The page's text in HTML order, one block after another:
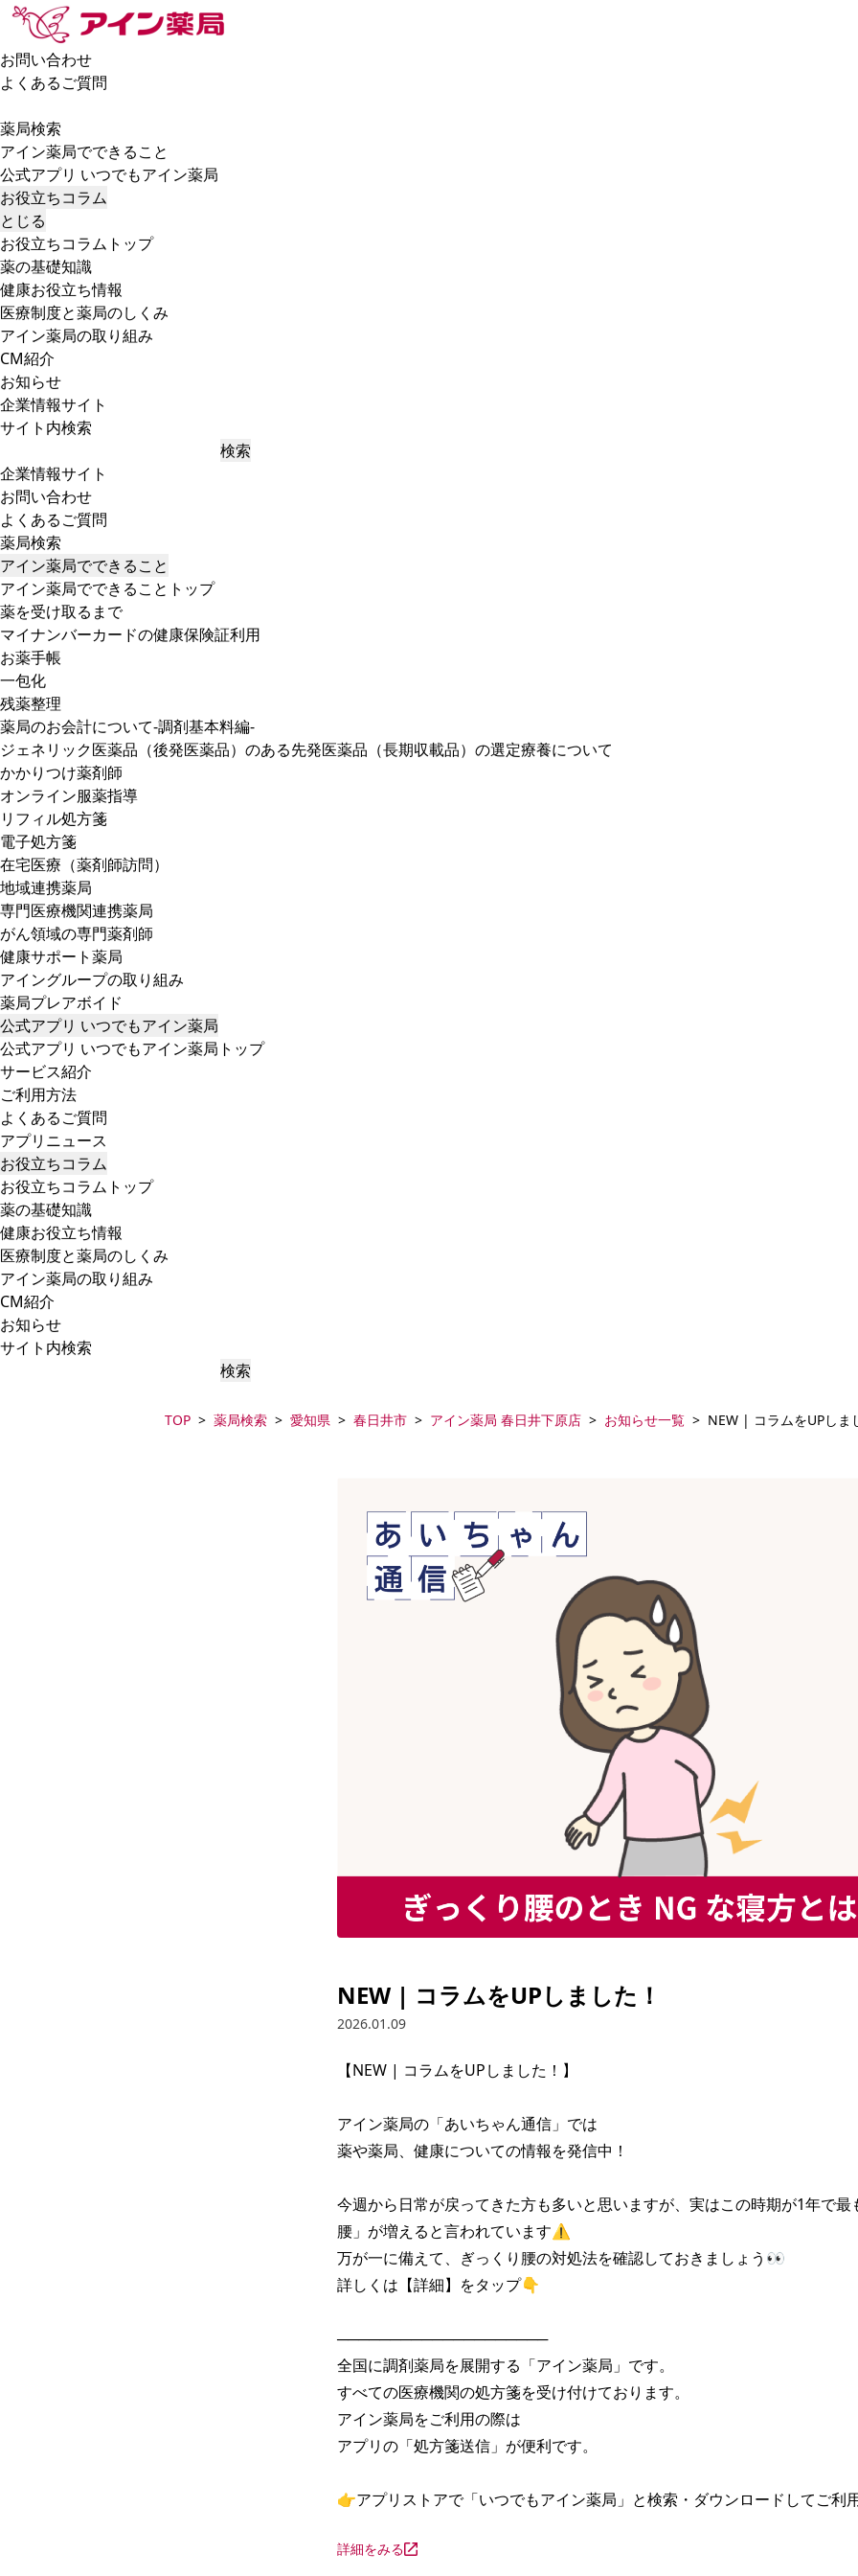
お問い合わせ
よくあるご質問
薬局検索
アイン薬局でできること
公式アプリ いつでもアイン薬局
お役立ちコラム
とじる
お役立ちコラムトップ
薬の基礎知識
健康お役立ち情報
医療制度と薬局のしくみ
アイン薬局の取り組み
CM紹介
お知らせ
企業情報サイト
サイト内検索
検索
企業情報サイト
お問い合わせ
よくあるご質問
薬局検索
アイン薬局でできること
アイン薬局でできることトップ
薬を受け取るまで
マイナンバーカードの健康保険証利用
お薬手帳
一包化
残薬整理
薬局のお会計について-調剤基本料編-
ジェネリック医薬品（後発医薬品）のある先発医薬品（長期収載品）の選定療養について
かかりつけ薬剤師
オンライン服薬指導
リフィル処方箋
電子処方箋
在宅医療（薬剤師訪問）
地域連携薬局
専門医療機関連携薬局
がん領域の専門薬剤師
健康サポート薬局
アイングループの取り組み
薬局プレアボイド
公式アプリ いつでもアイン薬局
公式アプリ いつでもアイン薬局トップ
サービス紹介
ご利用方法
よくあるご質問
アプリニュース
お役立ちコラム
お役立ちコラムトップ
薬の基礎知識
健康お役立ち情報
医療制度と薬局のしくみ
アイン薬局の取り組み
CM紹介
お知らせ
サイト内検索
検索
TOP 薬局検索 愛知県 春日井市 アイン薬局 春日井下原店 お知らせ一覧 NEW | コラムをUPしま
NEW | コラムをUPしました！
2026.01.09
【NEW | コラムをUPしました！】
アイン薬局の「あいちゃん通信」では
薬や薬局、健康についての情報を発信中！
今週から日常が戻ってきた方も多いと思いますが、実はこの時期が1年で最
腰」が増えると言われています⚠
万が一に備えて、ぎっくり腰の対処法を確認しておきましょう👀
詳しくは【詳細】をタップ👇
────────────────────
全国に調剤薬局を展開する「アイン薬局」です。
すべての医療機関の処方箋を受け付けております。
アイン薬局をご利用の際は
アプリの「処方箋送信」が便利です。
👉アプリストアで「いつでもアイン薬局」と検索・ダウンロードしてご利
詳細をみる